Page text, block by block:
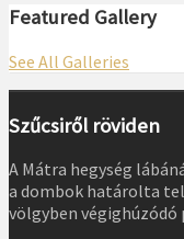
Featured Gallery
See All Galleries
Szűcsiről röviden
A Mátra hegység
a dombok határolta
völgyben